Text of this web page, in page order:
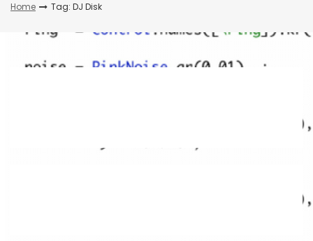
Home Tag: DJ Disk